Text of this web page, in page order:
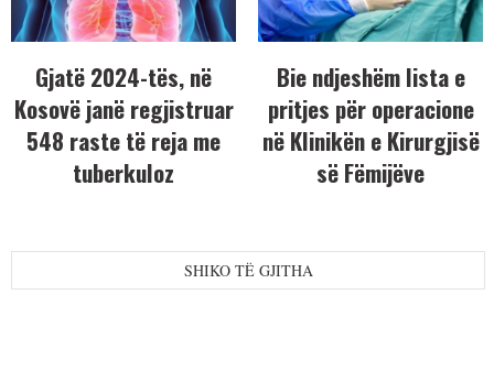
Gjatë 2024-tës, në
Kosovë janë regjistruar
548 raste të reja me
tuberkuloz
Bie ndjeshëm lista e
pritjes për operacione
në Klinikën e Kirurgjisë
së Fëmijëve
SHIKO TË GJITHA